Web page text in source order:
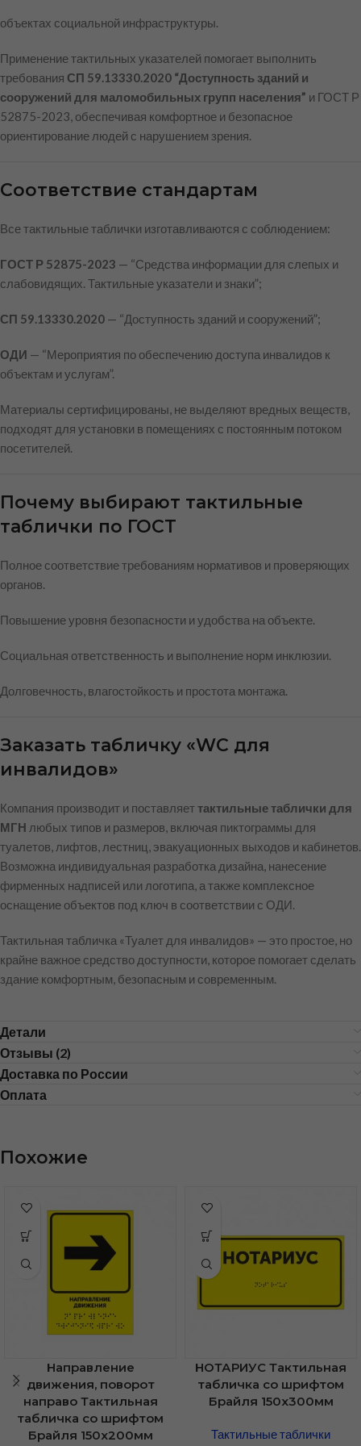
объектах социальной инфраструктуры.
Применение тактильных указателей помогает выполнить
требования СП 59.13330.2020 “Доступность зданий и
сооружений для маломобильных групп населения” и ГОСТ Р
52875-2023, обеспечивая комфортное и безопасное
ориентирование людей с нарушением зрения.
Соответствие стандартам
Все тактильные таблички изготавливаются с соблюдением:
ГОСТ Р 52875-2023 — “Средства информации для слепых и
слабовидящих. Тактильные указатели и знаки”;
СП 59.13330.2020 — “Доступность зданий и сооружений”;
ОДИ — “Мероприятия по обеспечению доступа инвалидов к
объектам и услугам”.
Материалы сертифицированы, не выделяют вредных веществ,
подходят для установки в помещениях с постоянным потоком
посетителей.
Почему выбирают тактильные
таблички по ГОСТ
Полное соответствие требованиям нормативов и проверяющих
органов.
Повышение уровня безопасности и удобства на объекте.
Социальная ответственность и выполнение норм инклюзии.
Долговечность, влагостойкость и простота монтажа.
Заказать табличку «WC для
инвалидов»
Компания производит и поставляеттактильные таблички для
МГН любых типов и размеров, включая пиктограммы для
туалетов, лифтов, лестниц, эвакуационных выходов и кабинетов.
Возможна индивидуальная разработка дизайна, нанесение
фирменных надписей или логотипа, а также комплексное
оснащение объектов под ключ в соответствии с ОДИ.
Тактильная табличка «Туалет для инвалидов» — это простое, но
крайне важное средство доступности, которое помогает сделать
здание комфортным, безопасным и современным.
Детали
Отзывы (2)
Доставка по России
Оплата
Похожие
Направление
движения, поворот
направо Тактильная
табличка со шрифтом
Брайля 150х200мм
НОТАРИУС Тактильная
табличка со шрифтом
Брайля 150х300мм
Тактильные таблички